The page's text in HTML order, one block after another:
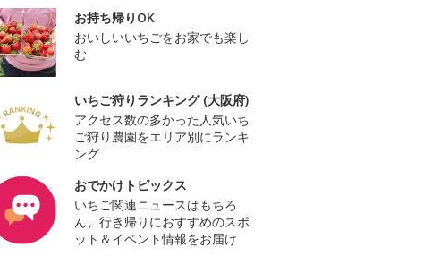
お持ち帰りOK
おいしいいちごをお家でも楽し
む
いちご狩りランキング (大阪府)
アクセス数の多かった人気いち
ご狩り農園をエリア別にランキ
ング
おでかけトピックス
いちご関連ニュースはもちろ
ん、行き帰りにおすすめのスポ
ット＆イベント情報をお届け